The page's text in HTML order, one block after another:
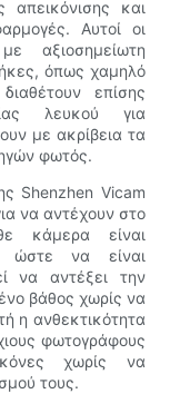
απεικόνισης και
Αυτοί οι
αξιοσημείωτη
όπως χαμηλό
επίσης
λευκού για
με ακρίβεια τα
φωτός.
Shenzhen Vicam
να αντέχουν στο
κάμερα είναι
ώστε να είναι
να αντέξει την
βάθος χωρίς να
η ανθεκτικότητα
φωτογράφους
χωρίς να
τους.